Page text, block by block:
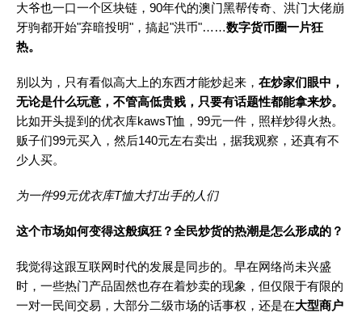
大爷也一口一个区块链，90年代的澳门黑帮传奇、洪门大佬崩
牙驹都开始"弃暗投明"，搞起"洪币"……数字货币圈一片狂
热。
别以为，只有看似高大上的东西才能炒起来， 在炒家们眼中，
无论是什么玩意，不管高低贵贱，只要有话题性都能拿来炒。
比如开头提到的优衣库kawsT恤，99元一件，照样炒得火热。
贩子们99元买入，然后140元左右卖出，据我观察，还真有不
少人买。
为一件99元优衣库T恤大打出手的人们
这个市场如何变得这般疯狂？全民炒货的热潮是怎么形成的？
我觉得这跟互联网时代的发展是同步的。早在网络尚未兴盛
时，一些热门产品固然也存在着炒卖的现象，但仅限于有限的
一对一民间交易，大部分二级市场的话事权，还是在大型商户